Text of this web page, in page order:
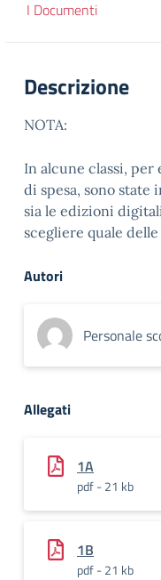
I Documenti
Descrizione
NOTA:
In alcune classi,
di spesa, sono state
sia le edizioni
scegliere quale
Autori
Personale
Allegati
1A
pdf - 21 kb
1B
pdf - 21 kb